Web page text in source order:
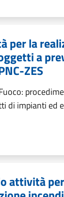
per la
a
ZES
di impianti ed
attività